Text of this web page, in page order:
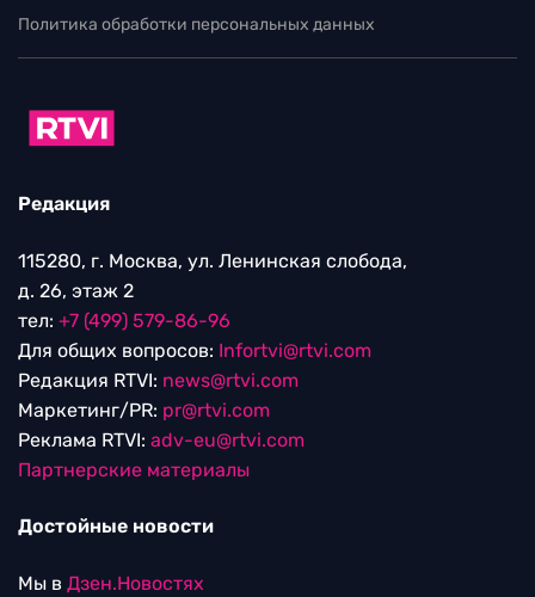
Политика обработки персональных данных
Редакция
115280, г. Москва, ул. Ленинская слобода,
д. 26, этаж 2
тел: +7 (499) 579-86-96
Для общих вопросов: Infortvi@rtvi.com
Редакция RTVI: news@rtvi.com
Маркетинг/PR: pr@rtvi.com
Реклама RTVI: adv-eu@rtvi.com
Партнерские материалы
Достойные новости
Мы в Дзен.Новостях